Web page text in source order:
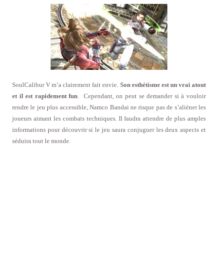
SoulCalibur V m’a clairement fait envie. Son esthétisme est un vrai atout
et il est rapidement fun. Cependant, on peut se demander si à vouloir
rendre le jeu plus accessible, Namco Bandai ne risque pas de s’aliéner les
joueurs aimant les combats techniques. Il faudra attendre de plus amples
informations pour découvrir si le jeu saura conjuguer les deux aspects et
séduira tout le monde.